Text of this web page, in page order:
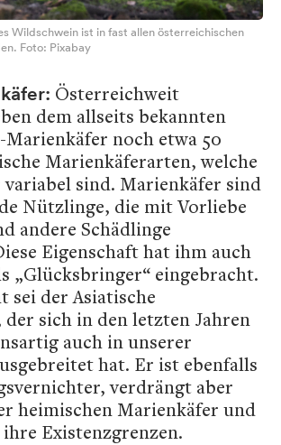
Wildschwein ist in fast allen österreichischen
Foto: Pixabay
Österreichweit
dem allseits bekannten
noch etwa 50
Marienkäferarten, welche
sind. Marienkäfer sind
Nützlinge, die mit Vorliebe
andere Schädlinge
Eigenschaft hat ihm auch
„Glücksbringer“ eingebracht.
sei der Asiatische
sich in den letzten Jahren
auch in unserer
hat. Er ist ebenfalls
verdrängt aber
heimischen Marienkäfer und
Existenzgrenzen.